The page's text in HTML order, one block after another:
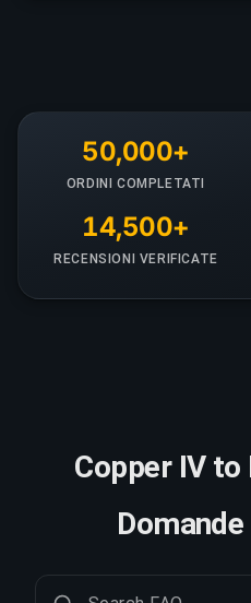
50,000+
ORDINI COMPLETATI
14,500+
RECENSIONI VERIFICATE
Copper IV to